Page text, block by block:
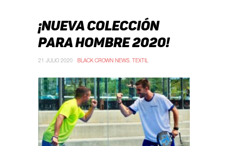
¡NUEVA COLECCIÓN
PARA HOMBRE 2020!
21 JULIO 2020 BLACK CROWN NEWS, TEXTIL